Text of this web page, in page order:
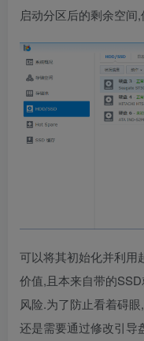
启动分区后的剩余空间
可以将其初始化并利用
价值,且本来自带的
风险.为了防止看着碍
还是需要通过修改引导